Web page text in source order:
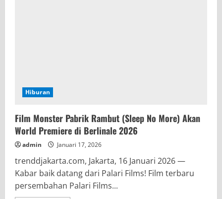
Hiburan
Film Monster Pabrik Rambut (Sleep No More) Akan
World Premiere di Berlinale 2026
admin Januari 17, 2026
trenddjakarta.com, Jakarta, 16 Januari 2026 —
Kabar baik datang dari Palari Films! Film terbaru
persembahan Palari Films...